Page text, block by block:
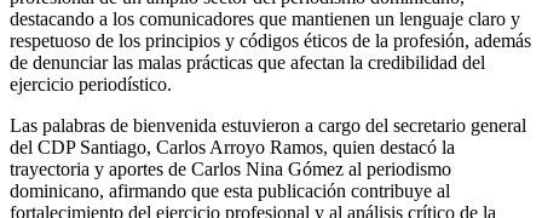
destacando a los comunicadores que mantienen un lenguaje claro y
respetuoso de los principios y códigos éticos de la profesión, además
de denunciar las malas prácticas que afectan la credibilidad del
ejercicio periodístico.
Las palabras de bienvenida estuvieron a cargo del secretario general
del CDP Santiago, Carlos Arroyo Ramos, quien destacó la
trayectoria y aportes de Carlos Nina Gómez al periodismo
dominicano, afirmando que esta publicación contribuye al
fortalecimiento del ejercicio profesional y al análisis crítico de la